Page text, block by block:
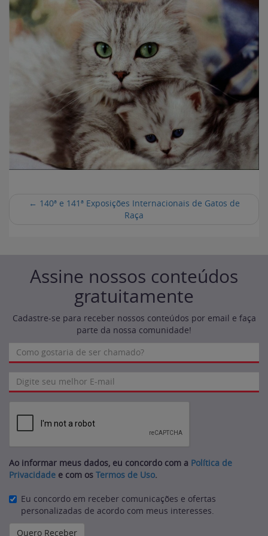
← 140ª e 141ª Exposições Internacionais de Gatos de
Raça
Assine nossos conteúdos
gratuitamente
Cadastre-se para receber nossos conteúdos por email e faça
parte da nossa comunidade!
Ao informar meus dados, eu concordo com a Política de
Privacidade e com os Termos de Uso.
Eu concordo em receber comunicações e ofertas
personalizadas de acordo com meus interesses.